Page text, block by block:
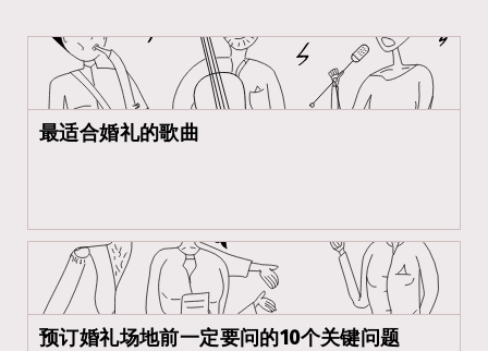
最适合婚礼的歌曲
预订婚礼场地前一定要问的10个关键问题